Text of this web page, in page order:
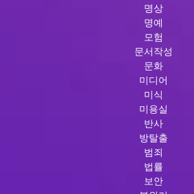
명상
명예
모험
문서작성
문화
미디어
미식
미용실
반사
방탈출
범죄
법률
보안